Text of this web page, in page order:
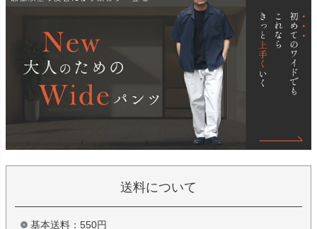
送料について
基本送料：550円